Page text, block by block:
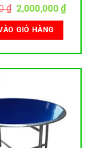
₫ Giá
gốc
là:
2,200,000 ₫.
2,000,000₫Giá
hiện
GIỎ HÀNG